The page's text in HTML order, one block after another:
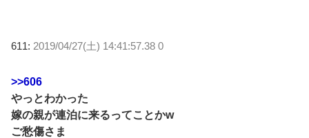
611: 2019/04/27(土) 14:41:57.38 0
>>606
やっとわかった
嫁の親が連泊に来るってことかw
ご愁傷さま